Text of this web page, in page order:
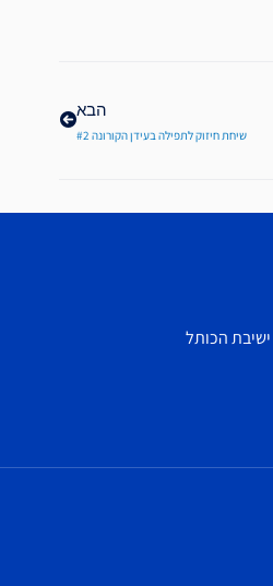
הבא
שיחת חיזוק לתפילה בעידן הקורונה #2